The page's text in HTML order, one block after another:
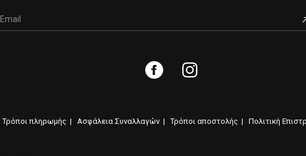
Τρόποι πληρωμής | Ασφάλεια Συναλλαγών | Τρόποι αποστολής | Πολιτική